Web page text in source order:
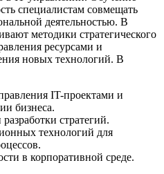
специалистам совмещать
деятельностью. В
методики стратегического
ресурсами и
новых технологий. В
IT-проектами и
бизнеса.
стратегий.
технологий для
в корпоративной среде.